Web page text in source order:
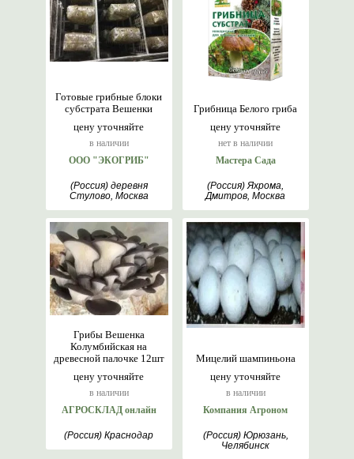
цену уточняйте
в наличии
Готовые грибные блоки
субстрата Вешенки
ООО "ЭКОГРИБ"
(Россия) деревня
Стулово, Москва
цену уточняйте
нет в наличии
Грибница Белого гриба
Мастера Сада
(Россия) Яхрома,
Дмитров, Москва
цену уточняйте
в наличии
Грибы Вешенка
Колумбийская на
древесной палочке 12шт
АГРОСКЛАД онлайн
(Россия) Краснодар
цену уточняйте
в наличии
Мицелий шампиньона
Компания Агроном
(Россия) Юрюзань,
Челябинск